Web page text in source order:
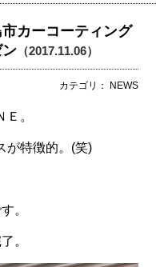
カーコーティング
（2017.11.06）
カテゴリ： NEWS
。
が特徴的。(笑)
。
。